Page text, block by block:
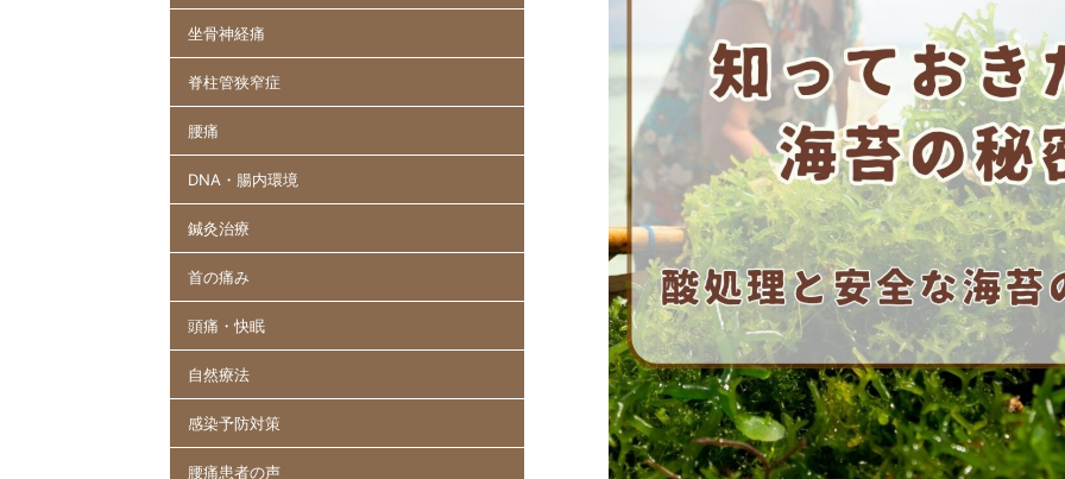
坐骨神経痛
脊柱管狭窄症
腰痛
DNA・腸内環境
鍼灸治療
首の痛み
頭痛・快眠
自然療法
感染予防対策
腰痛患者の声